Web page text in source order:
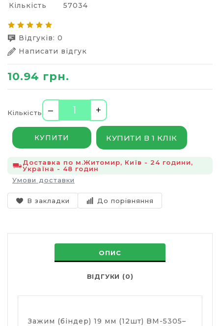
Кількість
57034
Відгуків: 0
Написати відгук
10.94 грн.
Кількість – +
КУПИТИ КУПИТИ В 1 КЛІК
Доставка по м.Житомир, Київ - 24 години,
Україна - 48 годин
Умови доставки
В закладки До порівняння
ОПИС
ВІДГУКИ (0)
Зажим (біндер) 19 мм (12шт) BM-5305–